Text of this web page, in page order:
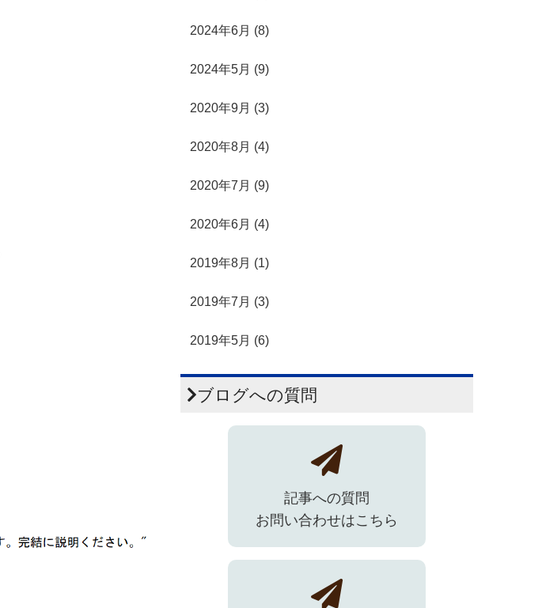
2024年6月 (8)
2024年5月 (9)
2020年9月 (3)
2020年8月 (4)
2020年7月 (9)
2020年6月 (4)
2019年8月 (1)
2019年7月 (3)
2019年5月 (6)
ブログへの質問
記事への質問
お問い合わせはこちら